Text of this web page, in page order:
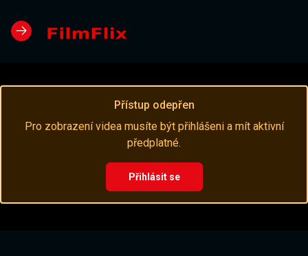
Přístup odepřen
Pro zobrazení videa musíte být přihlášeni a mít aktivní
předplatné.
Přihlásit se